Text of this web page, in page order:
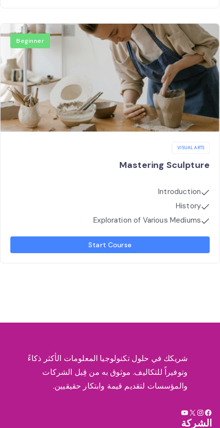
Beginner
VISUAL ARTS
Mastering Sculpture
Introduction
History
Exploration of Various Mediums
Start Course
شريكك في حلول تكنولوجيا المعلومات الأكثر ذكاءً
وتوفيراً للتكاليف. موثوق به من قِبل الشركات
والمؤسسات لتقديم قيمة وابتكار حقيقيين.
فيسبوك
إنستجرام
X يوتيوبالشركة